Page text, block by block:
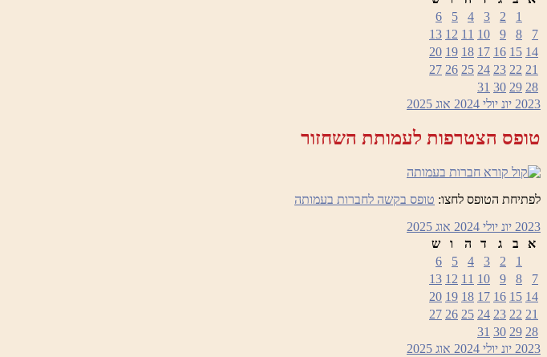
1
2
3
4
5
6
7
8
9
10
11
12
13
14
15
16
17
18
19
20
21
22
23
24
25
26
27
28
29
30
31
2023 יונ יולי 2024 אוג 2025
טופס הצטרפות לעמותת השחזור
לפתיחת הטופס לחצו: טופס בקשה לחברות בעמותה
2023 יונ יולי 2024 אוג 2025
א
ב ג ד ה ו
ש
1
2
3
4
5
6
7
8
9
10
11
12
13
14
15
16
17
18
19
20
21
22
23
24
25
26
27
28
29
30
31
2023 יונ יולי 2024 אוג 2025